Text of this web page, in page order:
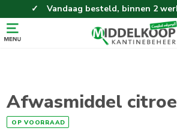
Vandaag besteld, binnen 2
Eenvoudig en gemakkelijk
Gratis thuisbezorgd
Afwasmiddel
OP VOORRAAD